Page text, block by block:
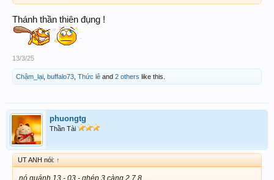
Thánh thần thiên đụng !
13/3/25
Chậm_lại buffalo73 Thức lê and 2 others like this.
phuongtg
Thần Tài
UT ANH nói: ↑
nó quánh 13 - 03 - ghép 3 càng 2.7,8